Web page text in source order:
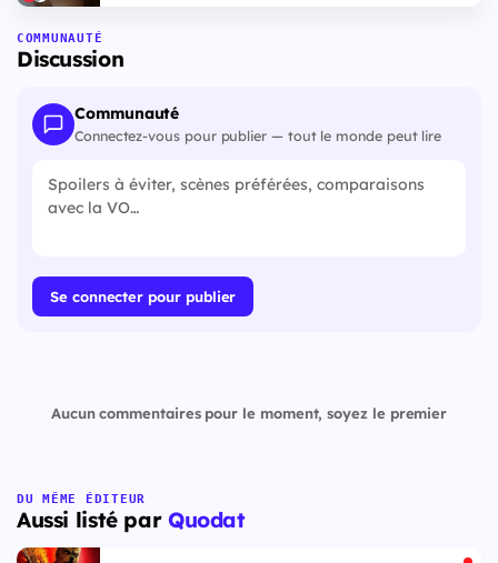
COMMUNAUTÉ
Discussion
Communauté
Connectez-vous pour publier — tout le monde peut lire
Se connecter pour publier
Aucun commentaires pour le moment, soyez le premier
DU MÊME ÉDITEUR
Aussi listé par Quodat